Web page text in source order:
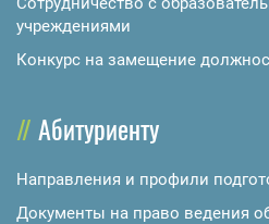
учреждениями
Конкурс на замещение
Абитуриенту
Направления и профили
Документы на право ведения